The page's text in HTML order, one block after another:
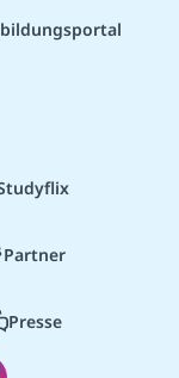
Partner
Presse